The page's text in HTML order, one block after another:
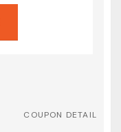
COUPON DETAIL